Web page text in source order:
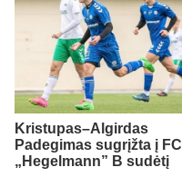
Kristupas–Algirdas
Padegimas sugrįžta į FC
„Hegelmann” B sudėtį